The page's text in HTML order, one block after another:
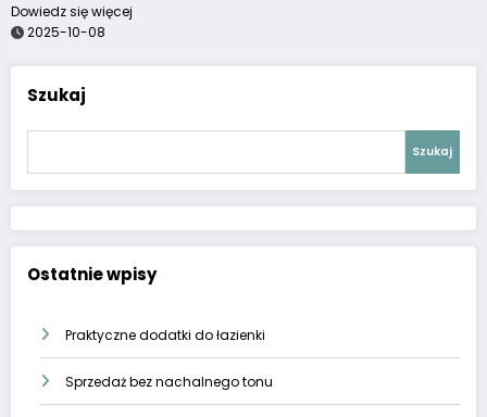
Dowiedz się więcej
2025-10-08
Szukaj
Szukaj
Ostatnie wpisy
Praktyczne dodatki do łazienki
Sprzedaż bez nachalnego tonu